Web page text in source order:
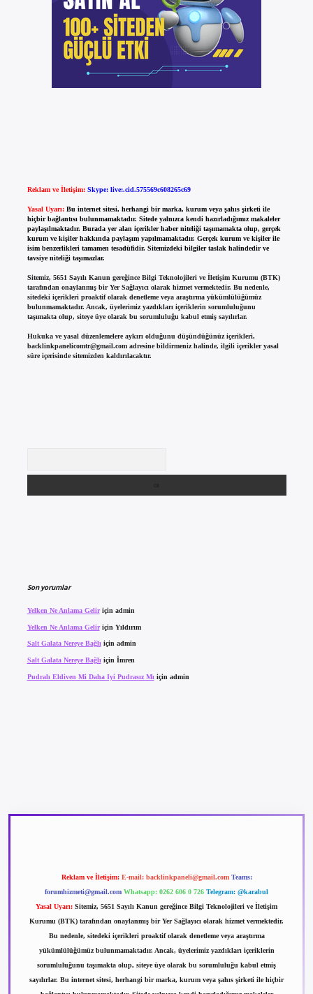
Reklam ve İletişim: Skype: live:.cid.575569c608265c69
Yasal Uyarı: Bu internet sitesi, herhangi bir marka, kurum veya şahıs şirketi ile
hiçbir bağlantısı bulunmamaktadır. Sitede yalnızca kendi hazırladığımız makaleler
paylaşılmaktadır. Burada yer alan içerikler haber niteliği taşımamakta olup, gerçek
kurum ve kişiler hakkında paylaşım yapılmamaktadır. Gerçek kurum ve kişiler ile
isim benzerlikleri tamamen tesadüfidir. Sitemizdeki bilgiler taslak halindedir ve
tavsiye niteliği taşımazlar.
Sitemiz, 5651 Sayılı Kanun gereğince Bilgi Teknolojileri ve İletişim Kurumu (BTK)
tarafından onaylanmış bir Yer Sağlayıcı olarak hizmet vermektedir. Bu nedenle,
sitedeki içerikleri proaktif olarak denetleme veya araştırma yükümlülüğümüz
bulunmamaktadır. Ancak, üyelerimiz yazdıkları içeriklerin sorumluluğunu
taşımakta olup, siteye üye olarak bu sorumluluğu kabul etmiş sayılırlar.
Hukuka ve yasal düzenlemelere aykırı olduğunu düşündüğünüz içerikleri,
backlinkpanelicomtr@gmail.comadresine bildirmeniz halinde, ilgili içerikler yasal
süre içerisinde sitemizden kaldırılacaktır.
Son yorumlar
Yelken Ne Anlama Geliriçin admin
Yelken Ne Anlama Geliriçin Yıldırım
Salt Galata Nereye Bağlıiçin admin
Salt Galata Nereye Bağlı için İmren
Pudralı Eldiven Mi Daha Iyi Pudrasız Mı için admin
Reklam ve İletişim: E-mail: backlinkpaneli@gmail.com Teams:
forumhizmeti@gmail.com Whatsapp: 0262 606 0 726 Telegram: @karabul
Yasal Uyarı: Sitemiz, 5651 Sayılı Kanun gereğince Bilgi Teknolojileri ve İletişim
Kurumu (BTK) tarafından onaylanmış bir Yer Sağlayıcı olarak hizmet vermektedir.
Bu nedenle, sitedeki içerikleri proaktif olarak denetleme veya araştırma
yükümlülüğümüz bulunmamaktadır. Ancak, üyelerimiz yazdıkları içeriklerin
sorumluluğunu taşımakta olup, siteye üye olarak bu sorumluluğu kabul etmiş
sayılırlar. Bu internet sitesi, herhangi bir marka, kurum veya şahıs şirketi ile hiçbir